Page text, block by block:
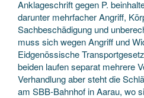
Anklageschrift gegen P.
darunter mehrfacher Angriff,
Sachbeschädigung und
muss sich wegen Angriff und
Eidgenössische
beiden laufen separat mehrere
Verhandlung aber steht die
am SBB-Bahnhof in Aarau, wo